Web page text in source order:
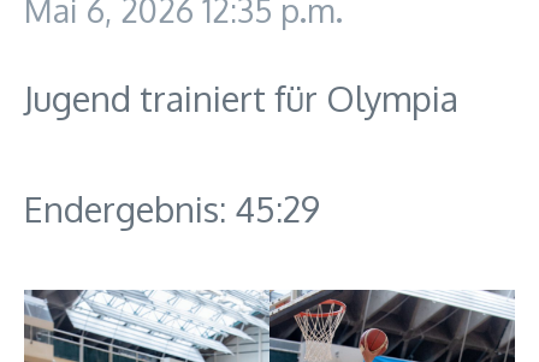
Mai 6, 2026 12:35 p.m.
Jugend trainiert für Olympia
Endergebnis: 45:29